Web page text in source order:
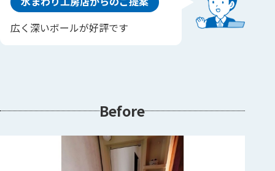
広く深いボールが好評です
Before